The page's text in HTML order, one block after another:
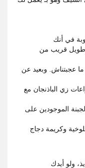
في أنك
طويل قريب من
عجبتناش. وبعيد عن
زي الباذنجان مع
الموجودين على
وكريمة دجاج
ولو أيدك